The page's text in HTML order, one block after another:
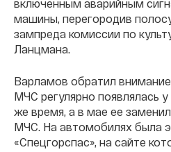
включенным аварийным
машины, перегородив
зампреда комиссии по
Ланцмана.
Варламов обратил
МЧС регулярно появлялась
же время, а в мае ее
МЧС. На автомобилях была
«Спецгорспас», на сайте